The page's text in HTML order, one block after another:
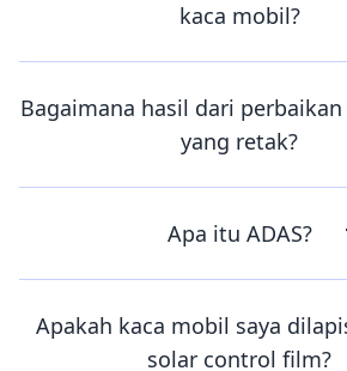
kaca mobil?
Bagaimana hasil dari
yang retak?
Apa itu ADAS?
Apakah kaca mobil saya
solar control film?